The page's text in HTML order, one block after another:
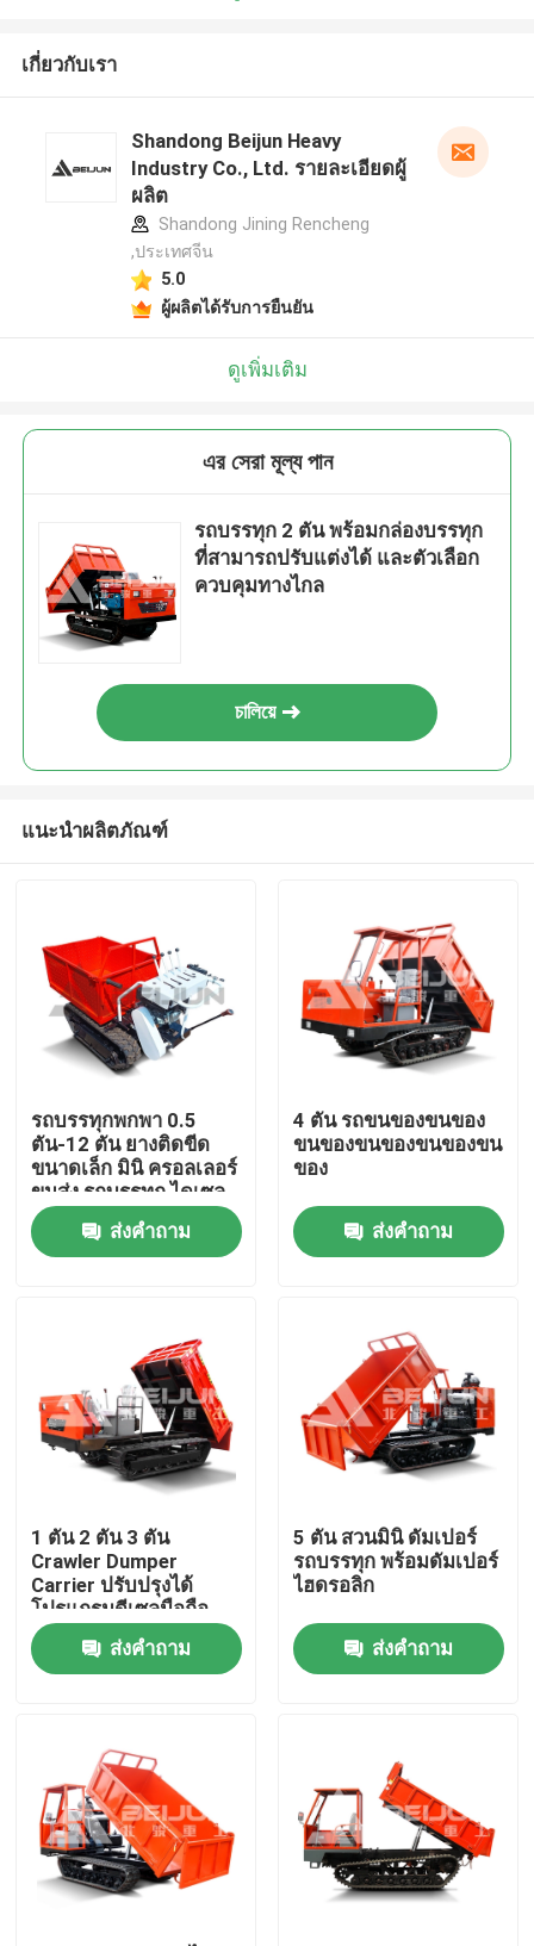
บ้าน
รายชื่อผู้ติดต่อ
ผลิตภัณฑ์
วิดีโอ
รถดั๊มพ์ใต้ดิน
รถบรรทุกติดใต้ดิน
รถบรรทุกขนของคราว์เลอร์ดัมเปอร์
เกี่ยวกับเรา
Shandong Beijun Heavy
Industry Co., Ltd. รายละเอียดผู้
ผลิต
Shandong Jining Rencheng
,ประเทศจีน
5.0
ผู้ผลิตได้รับการยืนยัน
ดูเพิ่มเติม
এর সেরা মূল্য পান
รถบรรทุก 2 ตัน พร้อมกล่องบรรทุก
ที่สามารถปรับแต่งได้ และตัวเลือก
ควบคุมทางไกล
চালিয়ে
แนะนำผลิตภัณฑ์
รถบรรทุกพกพา 0.5
ตัน-12 ตัน ยางติดขีด
ขนาดเล็ก มินิ ครอลเลอร์
ขนส่ง รถบรรทุก ไดเซล
ส่งคำถาม
4 ตัน รถขนของขนของ
ขนของขนของขนของขน
ของ
ส่งคำถาม
1 ตัน 2 ตัน 3 ตัน
Crawler Dumper
Carrier ปรับปรุงได้
โปรแกรมดีเซลมือถือ
สําหรับขาย
ส่งคำถาม
5 ตัน สวนมินิ ดัมเปอร์
รถบรรทุก พร้อมดัมเปอร์
ไฮดรอลิก
ส่งคำถาม